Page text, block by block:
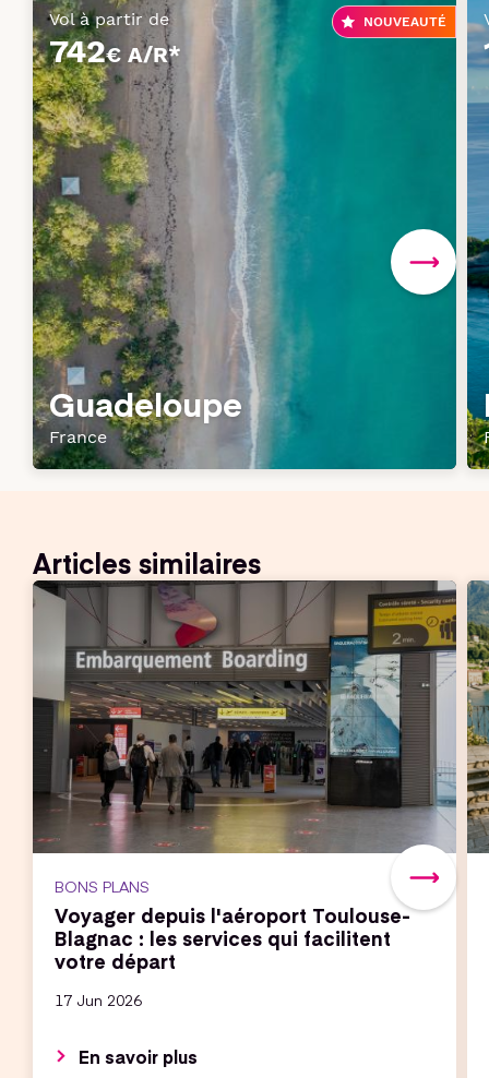
NOUVEAUTÉ
Vol à partir de
742€ A/R*
Guadeloupe
France
Articles similaires
BONS PLANS
Voyager depuis l'aéroport Toulouse-
Blagnac : les services qui facilitent
votre départ
17 Jun 2026
En savoir plus